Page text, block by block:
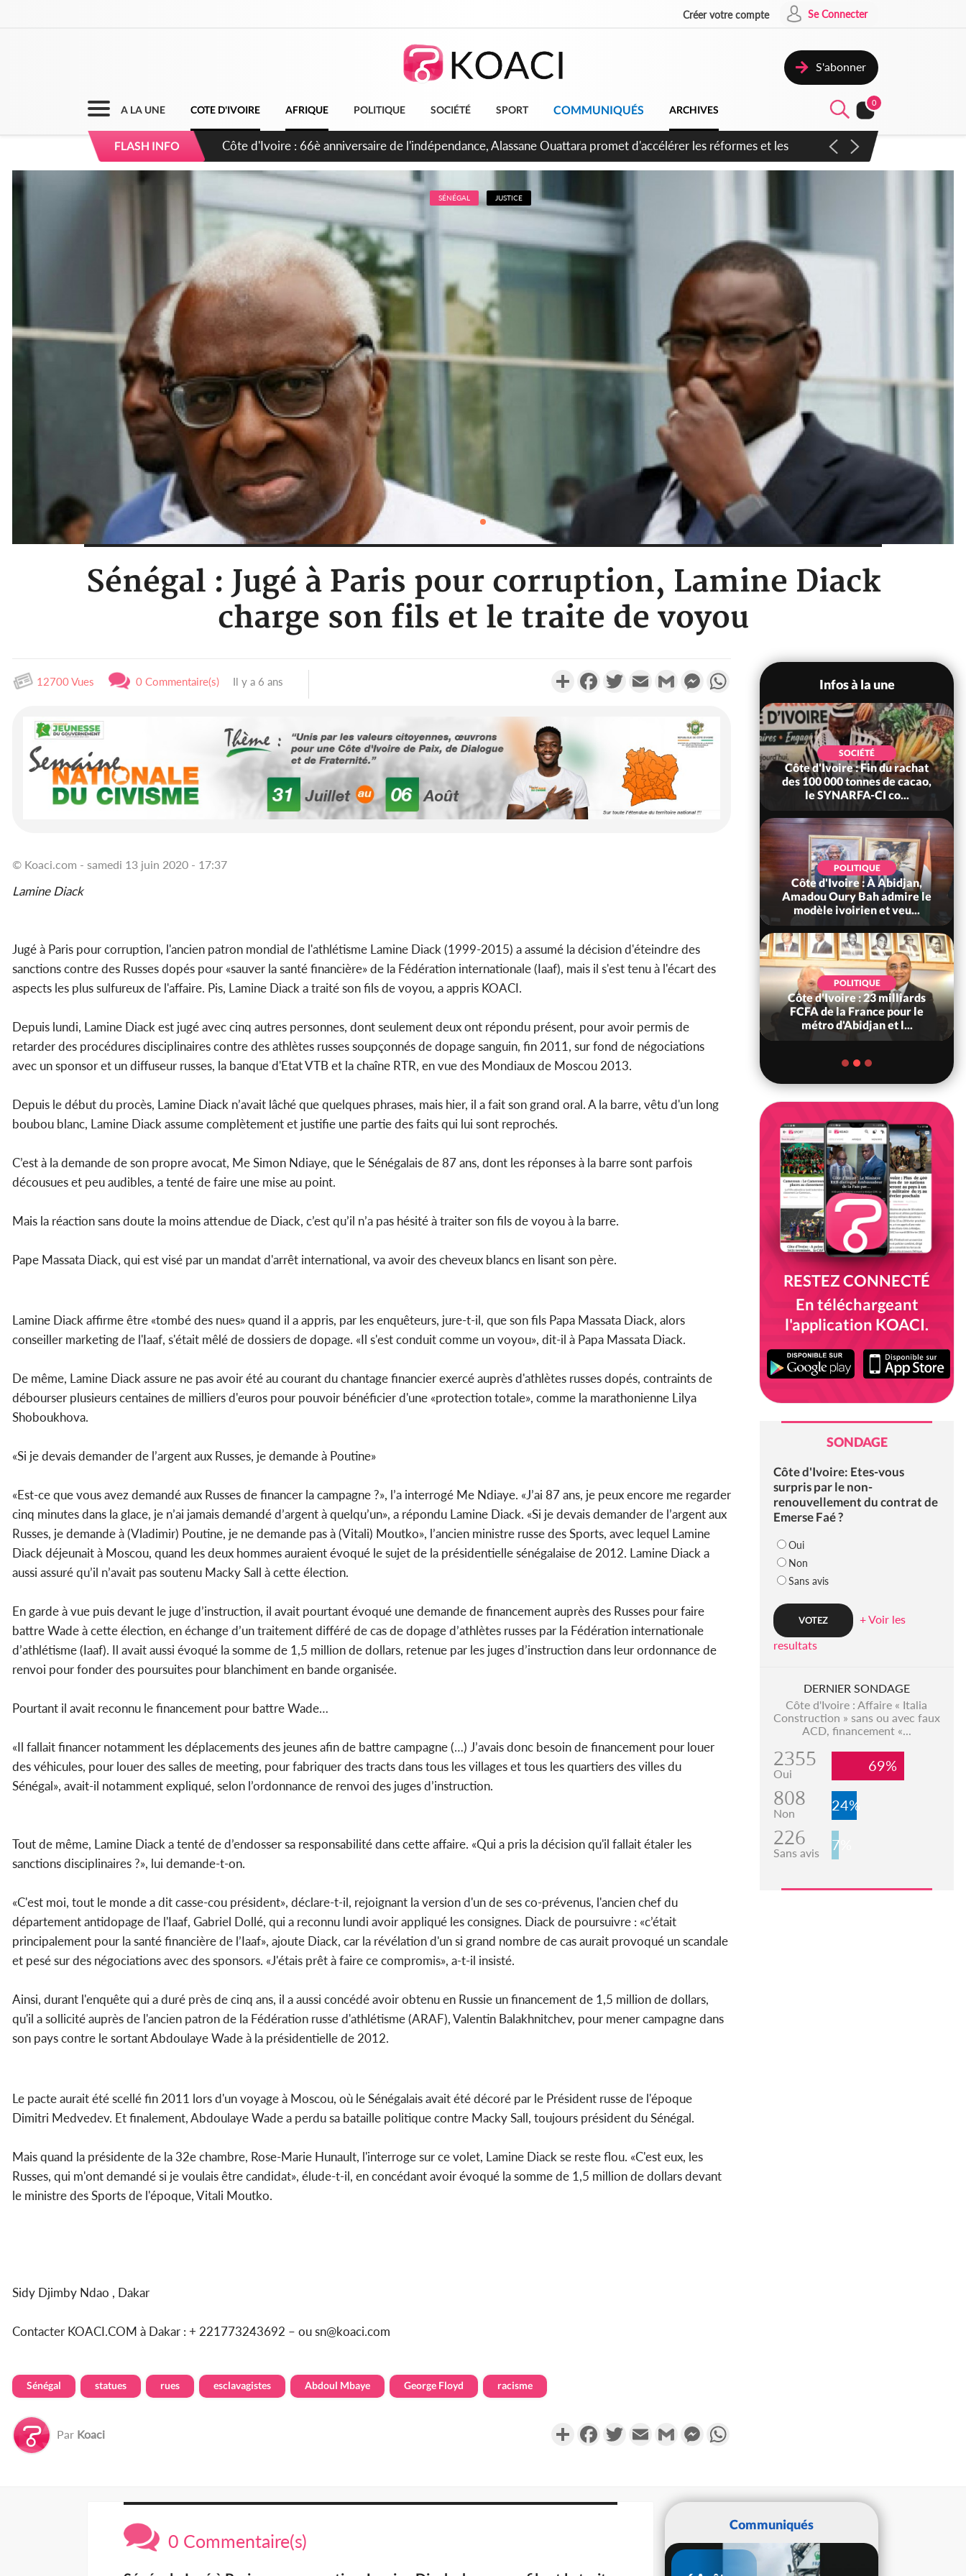
Créer votre compte Se Connecter
S'abonner
A LA UNE COTE D'IVOIRE AFRIQUE POLITIQUE SOCIÉTÉ SPORT COMMUNIQUÉS ARCHIVES
0
FLASH INFO
Côte d'Ivoire : À Abidjan, Amadou Oury Bah admire le modèle ivoirien et veut s'en inspirer pour accélérer le
développement de la Guinée
SÉNÉGAL JUSTICE
Sénégal : Jugé à Paris pour corruption, Lamine Diack
charge son fils et le traite de voyou
12700 Vues 0 Commentaire(s) Il y a 6 ans PartagerFacebookTwitterEmail Gmail MessengerWhatsApp
© Koaci.com - samedi 13 juin 2020 - 17:37
Lamine Diack
Jugé à Paris pour corruption, l'ancien patron mondial de l'athlétisme Lamine Diack (1999-2015) a assumé la décision d'éteindre des
sanctions contre des Russes dopés pour «sauver la santé financière» de la Fédération internationale (Iaaf), mais il s'est tenu à l'écart des
aspects les plus sulfureux de l'affaire. Pis, Lamine Diack a traité son fils de voyou, a appris KOACI.
Depuis lundi, Lamine Diack est jugé avec cinq autres personnes, dont seulement deux ont répondu présent, pour avoir permis de
retarder des procédures disciplinaires contre des athlètes russes soupçonnés de dopage sanguin, fin 2011, sur fond de négociations
avec un sponsor et un diffuseur russes, la banque d'Etat VTB et la chaîne RTR, en vue des Mondiaux de Moscou 2013.
Depuis le début du procès, Lamine Diack n’avait lâché que quelques phrases, mais hier, il a fait son grand oral. A la barre, vêtu d'un long
boubou blanc, Lamine Diack assume complètement et justifie une partie des faits qui lui sont reprochés.
C’est à la demande de son propre avocat, Me Simon Ndiaye, que le Sénégalais de 87 ans, dont les réponses à la barre sont parfois
décousues et peu audibles, a tenté de faire une mise au point.
Mais la réaction sans doute la moins attendue de Diack, c’est qu’il n’a pas hésité à traiter son fils de voyou à la barre.
Pape Massata Diack, qui est visé par un mandat d'arrêt international, va avoir des cheveux blancs en lisant son père.
Lamine Diack affirme être «tombé des nues» quand il a appris, par les enquêteurs, jure-t-il, que son fils Papa Massata Diack, alors
conseiller marketing de l'Iaaf, s'était mêlé de dossiers de dopage. «Il s'est conduit comme un voyou», dit-il à Papa Massata Diack.
De même, Lamine Diack assure ne pas avoir été au courant du chantage financier exercé auprès d'athlètes russes dopés, contraints de
débourser plusieurs centaines de milliers d'euros pour pouvoir bénéficier d'une «protection totale», comme la marathonienne Lilya
Shoboukhova.
«Si je devais demander de l’argent aux Russes, je demande à Poutine»
«Est-ce que vous avez demandé aux Russes de financer la campagne ?», l’a interrogé Me Ndiaye. «J’ai 87 ans, je peux encore me regarder
cinq minutes dans la glace, je n’ai jamais demandé d’argent à quelqu’un», a répondu Lamine Diack. «Si je devais demander de l’argent aux
Russes, je demande à (Vladimir) Poutine, je ne demande pas à (Vitali) Moutko», l’ancien ministre russe des Sports, avec lequel Lamine
Diack déjeunait à Moscou, quand les deux hommes auraient évoqué le sujet de la présidentielle sénégalaise de 2012. Lamine Diack a
aussi assuré qu’il n’avait pas soutenu Macky Sall à cette élection.
En garde à vue puis devant le juge d’instruction, il avait pourtant évoqué une demande de financement auprès des Russes pour faire
battre Wade à cette élection, en échange d’un traitement différé de cas de dopage d’athlètes russes par la Fédération internationale
d’athlétisme (Iaaf). Il avait aussi évoqué la somme de 1,5 million de dollars, retenue par les juges d’instruction dans leur ordonnance de
renvoi pour fonder des poursuites pour blanchiment en bande organisée.
Pourtant il avait reconnu le financement pour battre Wade…
«Il fallait financer notamment les déplacements des jeunes afin de battre campagne (…) J’avais donc besoin de financement pour louer
des véhicules, pour louer des salles de meeting, pour fabriquer des tracts dans tous les villages et tous les quartiers des villes du
Sénégal», avait-il notamment expliqué, selon l’ordonnance de renvoi des juges d’instruction.
Tout de même, Lamine Diack a tenté de d’endosser sa responsabilité dans cette affaire. «Qui a pris la décision qu'il fallait étaler les
sanctions disciplinaires ?», lui demande-t-on.
«C'est moi, tout le monde a dit casse-cou président», déclare-t-il, rejoignant la version d'un de ses co-prévenus, l'ancien chef du
département antidopage de l'Iaaf, Gabriel Dollé, qui a reconnu lundi avoir appliqué les consignes. Diack de poursuivre : «c’était
principalement pour la santé financière de l’Iaaf», ajoute Diack, car la révélation d'un si grand nombre de cas aurait provoqué un scandale
et pesé sur des négociations avec des sponsors. «J'étais prêt à faire ce compromis», a-t-il insisté.
Ainsi, durant l'enquête qui a duré près de cinq ans, il a aussi concédé avoir obtenu en Russie un financement de 1,5 million de dollars,
qu'il a sollicité auprès de l'ancien patron de la Fédération russe d'athlétisme (ARAF), Valentin Balakhnitchev, pour mener campagne dans
son pays contre le sortant Abdoulaye Wade à la présidentielle de 2012.
Le pacte aurait été scellé fin 2011 lors d'un voyage à Moscou, où le Sénégalais avait été décoré par le Président russe de l'époque
Dimitri Medvedev. Et finalement, Abdoulaye Wade a perdu sa bataille politique contre Macky Sall, toujours président du Sénégal.
Mais quand la présidente de la 32e chambre, Rose-Marie Hunault, l'interroge sur ce volet, Lamine Diack se reste flou. «C'est eux, les
Russes, qui m'ont demandé si je voulais être candidat», élude-t-il, en concédant avoir évoqué la somme de 1,5 million de dollars devant
le ministre des Sports de l'époque, Vitali Moutko.
Sidy Djimby Ndao , Dakar
Contacter KOACI.COM à Dakar : + 221773243692 – ou sn@koaci.com
Sénégal statues rues esclavagistes Abdoul Mbaye George Floyd racisme
Par Koaci PartagerFacebookTwitterEmail Gmail Messenger
Infos à la une
POLITIQUE
Côte d'Ivoire : Fête nationale,
Alassane Ouattara accorde
la grâce à 4 661...
conseiller de Soro a recou...
SOCIÉTÉ
Côte d'Ivoire : Fin du rachat
des 100 000 tonnes de cacao,
le SYNARFA-CI co...
POLITIQUE
Côte d'Ivoire : À Abidjan,
Amadou Oury Bah admire le
modèle ivoirien et veu...
POLITIQUE
Côte d'Ivoire : 23 milliards
FCFA de la France pour le
métro d'Abidjan et l...
RESTEZ CONNECTÉ
En téléchargeant
l'application KOACI.
SONDAGE
Côte d'Ivoire: Etes-vous
surpris par le non-
renouvellement du contrat de
Emerse Faé ?
Oui
Non
Sans avis
+ Voir les
resultats
DERNIER SONDAGE
Côte d'Ivoire : Affaire « Italia
Construction » sans ou avec faux
ACD, financement «...
2355
Oui 69%
808
Non 24%
226
Sans avis 7%
0 Commentaire(s)
Communiqués